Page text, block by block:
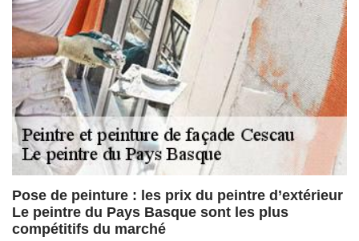
Pose de peinture : les prix du peintre d’extérieur
Le peintre du Pays Basque sont les plus
compétitifs du marché